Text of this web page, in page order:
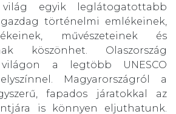
egyik leglátogatottabb
történelmi emlékeinek,
művészeteinek és
köszönhet. Olaszország
a legtöbb UNESCO
Magyarországról a
fapados járatokkal az
is könnyen eljuthatunk.